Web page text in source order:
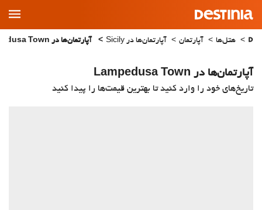
Main
Menu
هتل‌ها آپارتمان آپارتمان‌ها در Sicily آپارتمان‌ها در Lampedusa Town
آپارتمان‌ها در Lampedusa Town
تاریخ‌های خود را وارد کنید تا بهترین قیمت‌ها را پیدا کنید